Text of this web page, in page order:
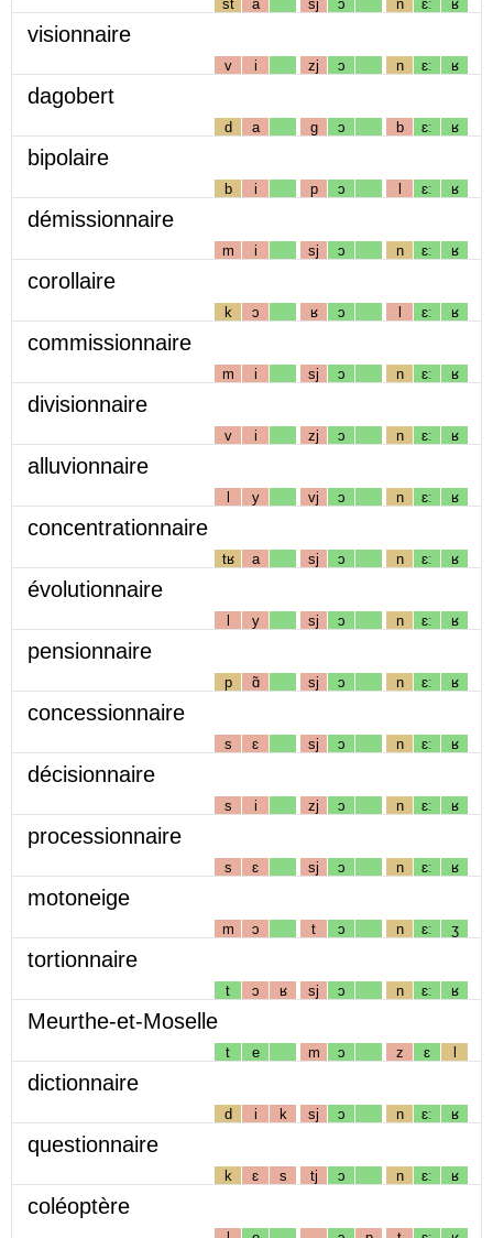
st a sj ɔ n ɛː ʁ
visionnaire
v i zj ɔ n ɛː ʁ
dagobert
d a g ɔ b ɛː ʁ
bipolaire
b i p ɔ l ɛː ʁ
démissionnaire
m i sj ɔ n ɛː ʁ
corollaire
k ɔ ʁ ɔ l ɛː ʁ
commissionnaire
m i sj ɔ n ɛː ʁ
divisionnaire
v i zj ɔ n ɛː ʁ
alluvionnaire
l y vj ɔ n ɛː ʁ
concentrationnaire
tʁ a sj ɔ n ɛː ʁ
évolutionnaire
l y sj ɔ n ɛː ʁ
pensionnaire
p ɑ̃ sj ɔ n ɛː ʁ
concessionnaire
s ɛ sj ɔ n ɛː ʁ
décisionnaire
s i zj ɔ n ɛː ʁ
processionnaire
s ɛ sj ɔ n ɛː ʁ
motoneige
m ɔ t ɔ n ɛː ʒ
tortionnaire
t ɔ ʁ sj ɔ n ɛː ʁ
Meurthe-et-Moselle
t e m ɔ z ɛ l
dictionnaire
d i k sj ɔ n ɛː ʁ
questionnaire
k ɛ s tj ɔ n ɛː ʁ
coléoptère